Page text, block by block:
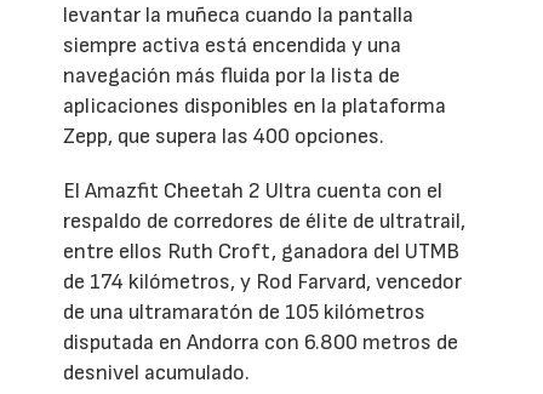
levantar la muñeca cuando la pantalla
siempre activa está encendida y una
navegación más fluida por la lista de
aplicaciones disponibles en la plataforma
Zepp, que supera las 400 opciones.
El Amazfit Cheetah 2 Ultra cuenta con el
respaldo de corredores de élite de ultratrail,
entre ellos Ruth Croft, ganadora del UTMB
de 174 kilómetros, y Rod Farvard, vencedor
de una ultramaratón de 105 kilómetros
disputada en Andorra con 6.800 metros de
desnivel acumulado.